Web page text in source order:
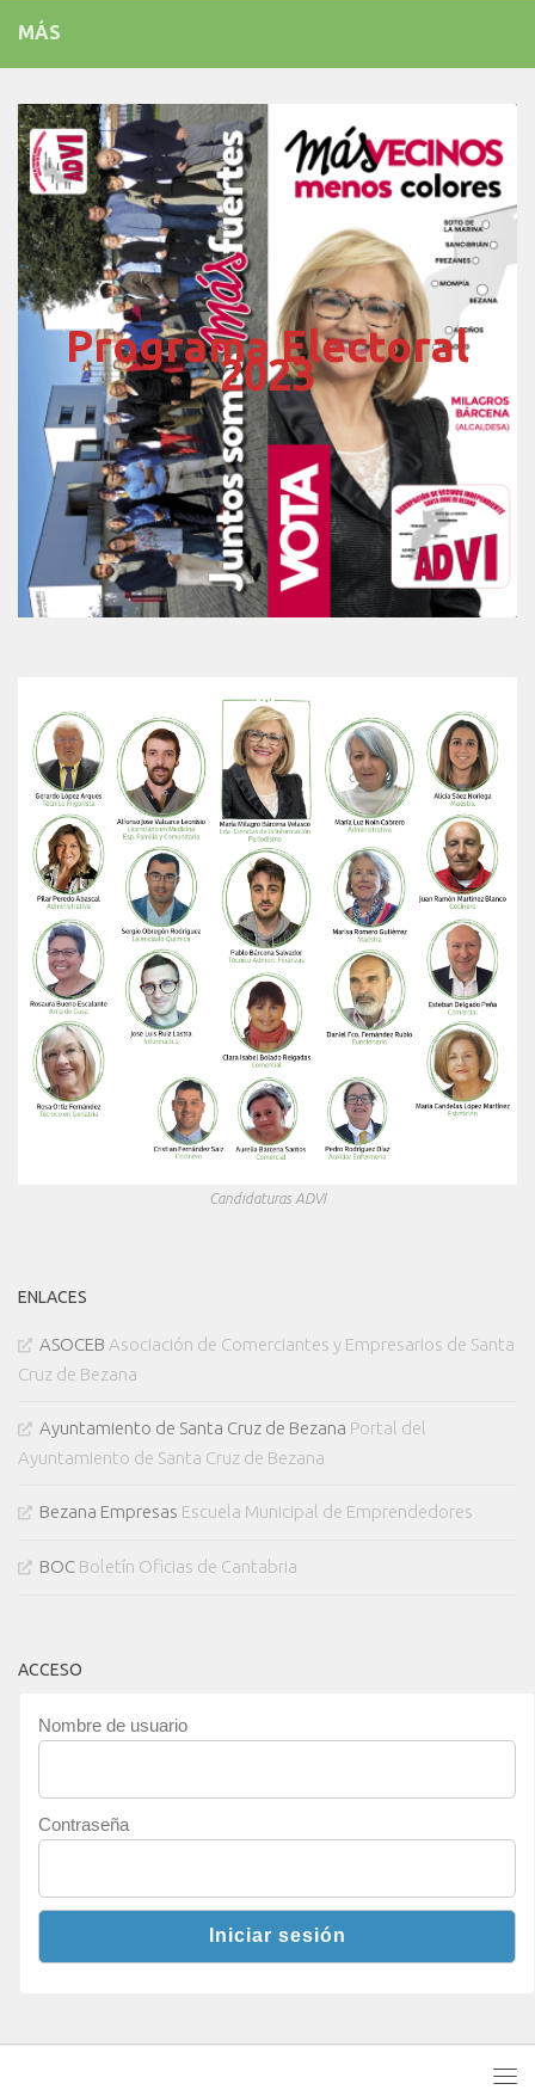
MÁS
Programa Electoral
2023
Candidaturas ADVI
ENLACES
ASOCEB Asociación de Comerciantes y Empresarios de Santa
Cruz de Bezana
Ayuntamiento de Santa Cruz de Bezana Portal del
Ayuntamiento de Santa Cruz de Bezana
Bezana Empresas Escuela Municipal de Emprendedores
BOC Boletín Oficias de Cantabria
ACCESO
Nombre de usuario
Contraseña